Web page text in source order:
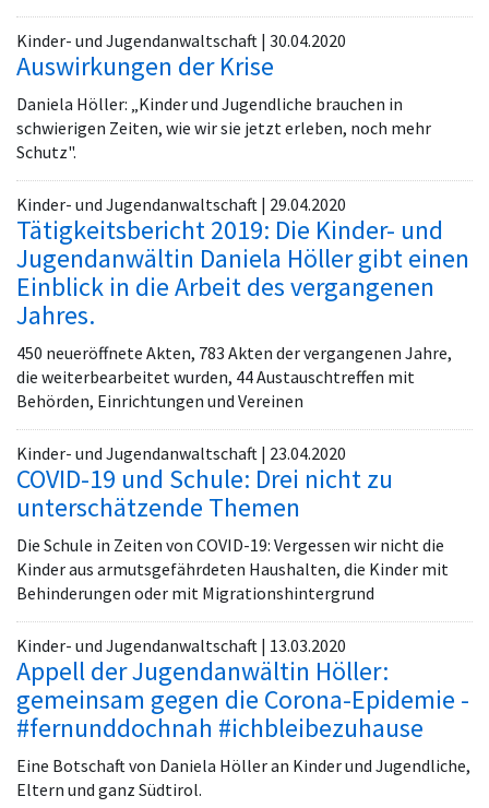
Kinder- und Jugendanwaltschaft | 30.04.2020
Auswirkungen der Krise
Daniela Höller: „Kinder und Jugendliche brauchen in
schwierigen Zeiten, wie wir sie jetzt erleben, noch mehr
Schutz".
Kinder- und Jugendanwaltschaft | 29.04.2020
Tätigkeitsbericht 2019: Die Kinder- und
Jugendanwältin Daniela Höller gibt einen
Einblick in die Arbeit des vergangenen
Jahres.
450 neueröffnete Akten, 783 Akten der vergangenen Jahre,
die weiterbearbeitet wurden, 44 Austauschtreffen mit
Behörden, Einrichtungen und Vereinen
Kinder- und Jugendanwaltschaft | 23.04.2020
COVID-19 und Schule: Drei nicht zu
unterschätzende Themen
Die Schule in Zeiten von COVID-19: Vergessen wir nicht die
Kinder aus armutsgefährdeten Haushalten, die Kinder mit
Behinderungen oder mit Migrationshintergrund
Kinder- und Jugendanwaltschaft | 13.03.2020
Appell der Jugendanwältin Höller:
gemeinsam gegen die Corona-Epidemie -
#fernunddochnah #ichbleibezuhause
Eine Botschaft von Daniela Höller an Kinder und Jugendliche,
Eltern und ganz Südtirol.